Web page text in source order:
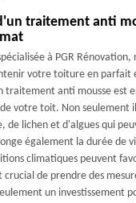
traitement anti
à PGR Rénovation,
votre toiture en parfait
traitement anti mousse est
votre toit. Non seulement
de lichen et d'algues qui
également la durée de
climatiques peuvent
crucial de prendre des
un investissement